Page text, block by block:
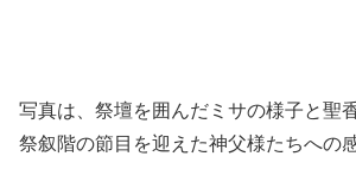
写真は、祭壇を囲んだミサの様子と聖
祭叙階の節目を迎えた神父様たちへの